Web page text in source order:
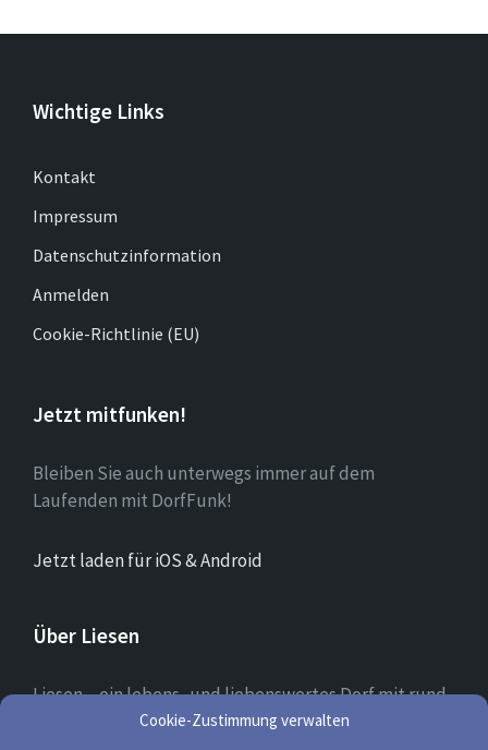
Cookie-Zustimmung verwalten
Wichtige Links
Kontakt
Impressum
Datenschutzinformation
Anmelden
Cookie-Richtlinie (EU)
Jetzt mitfunken!
Bleiben Sie auch unterwegs immer auf dem
Laufenden mit DorfFunk!
Jetzt laden für iOS & Android
Über Liesen
Liesen – ein lebens- und liebenswertes Dorf mit rund
700 Einwohnern in dem Ehrenamt und ein tolles